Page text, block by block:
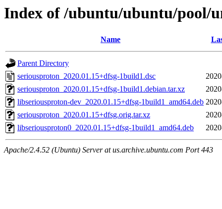
Index of /ubuntu/ubuntu/pool/
Name
Parent Directory
seriousproton_2020.01.15+dfsg-1build1.dsc
seriousproton_2020.01.15+dfsg-1build1.debian.tar.xz
libseriousproton-dev_2020.01.15+dfsg-1build1_amd64.deb
seriousproton_2020.01.15+dfsg.orig.tar.xz
libseriousproton0_2020.01.15+dfsg-1build1_amd64.deb
Apache/2.4.52 (Ubuntu) Server at us.archive.ubuntu.com Port 443